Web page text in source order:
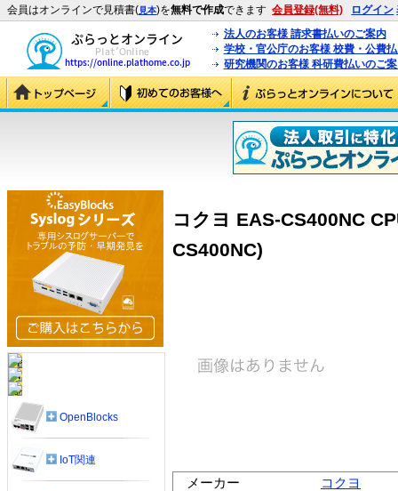
会員はオンラインで見積書(見本)を無料で作成できます 会員登録(無料) ログイン
法人のお客様 請求書払いのご案内
学校・官公庁のお客様 校費・公費
研究機関のお客様 科研費払いのご
コクヨ EAS-CS400NC
CS400NC)
メーカー
コクヨ
OpenBlocks
IoT関連